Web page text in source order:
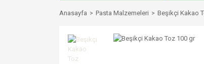
Anasayfa Pasta Malzemeleri Beşikçi Kakao